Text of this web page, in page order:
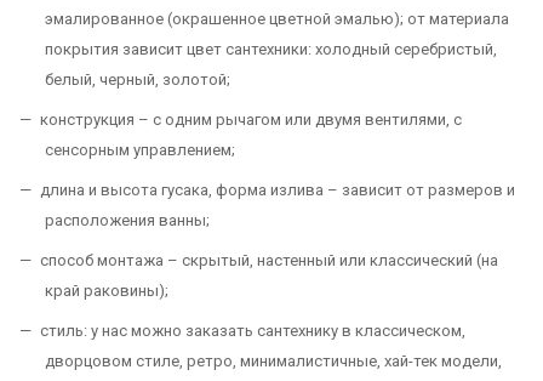
эмалированное (окрашенное цветной эмалью); от материала
покрытия зависит цвет сантехники: холодный серебристый,
белый, черный, золотой;
конструкция – с одним рычагом или двумя вентилями, с
сенсорным управлением;
длина и высота гусака, форма излива – зависит от размеров и
расположения ванны;
способ монтажа – скрытый, настенный или классический (на
край раковины);
стиль: у нас можно заказать сантехнику в классическом,
дворцовом стиле, ретро, минималистичные, хай-тек модели,